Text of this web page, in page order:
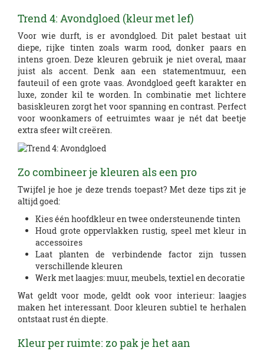
Trend 4: Avondgloed (kleur met lef)
Voor wie durft, is er avondgloed. Dit palet bestaat uit
diepe, rijke tinten zoals warm rood, donker paars en
intens groen. Deze kleuren gebruik je niet overal, maar
juist als accent. Denk aan een statementmuur, een
fauteuil of een grote vaas. Avondgloed geeft karakter en
luxe, zonder kil te worden. In combinatie met lichtere
basiskleuren zorgt het voor spanning en contrast. Perfect
voor woonkamers of eetruimtes waar je nét dat beetje
extra sfeer wilt creëren.
Zo combineer je kleuren als een pro
Twijfel je hoe je deze trends toepast? Met deze tips zit je
altijd goed:
Kies één hoofdkleur en twee ondersteunende tinten
Houd grote oppervlakken rustig, speel met kleur in
accessoires
Laat planten de verbindende factor zijn tussen
verschillende kleuren
Werk met laagjes: muur, meubels, textiel en decoratie
Wat geldt voor mode, geldt ook voor interieur: laagjes
maken het interessant. Door kleuren subtiel te herhalen
ontstaat rust én diepte.
Kleur per ruimte: zo pak je het aan